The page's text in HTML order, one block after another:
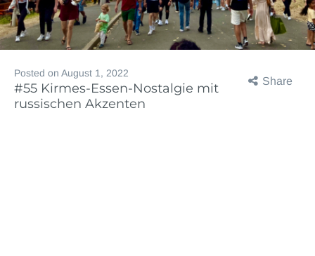
Share
Posted on August 1, 2022
#55 Kirmes-Essen-Nostalgie mit
russischen Akzenten